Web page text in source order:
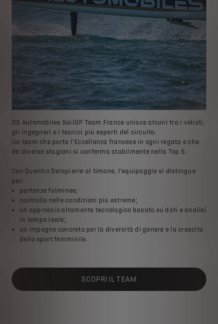
DS Automobiles SailGP Team France unisce alcuni tra i velisti,
gli ingegneri e i tecnici più esperti del circuito.
Un team che porta l’Eccellenza francese in ogni regata e che
da diverse stagioni si conferma stabilmente nella Top 5.
Con Quentin Delapierre al timone, l’equipaggio si distingue
per:
partenze fulminee;
controllo nelle condizioni più estreme;
un approccio altamente tecnologico basato su dati e analisi
in tempo reale;
un impegno concreto per la diversità di genere e la crescita
dello sport femminile.
SCOPRI IL TEAM